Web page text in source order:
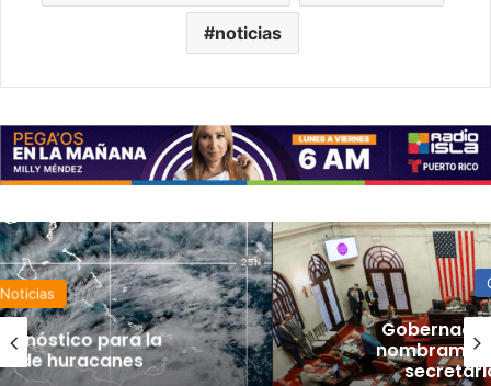
noticias
Gobierno
Gobernadora envía al Senado
nombramiento de la designada
secretaria de Corrección